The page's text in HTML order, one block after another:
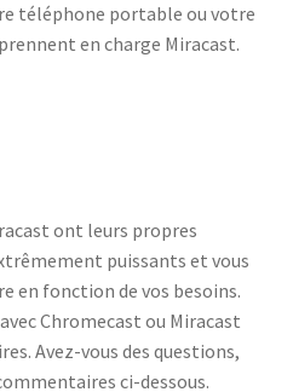
téléphone portable ou votre
en charge Miracast.
ont leurs propres
puissants et vous
en fonction de vos besoins.
Chromecast ou Miracast
Avez-vous des questions,
ci-dessous.